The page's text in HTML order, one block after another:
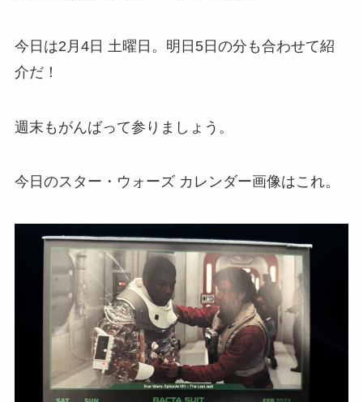
今日は2月4日 土曜日。明日5日の分も合わせて紹
介だ！
週末もがんばって参りましょう。
今日のスター・ウォーズ カレンダー画像はこれ。